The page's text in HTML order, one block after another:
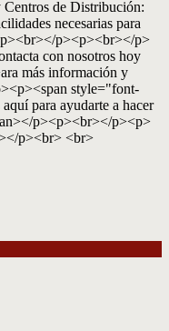
de Distribución:
necesarias para
p><p><br></p>
con nosotros hoy
más información y
style="font-
para ayudarte a hacer
p><p><br></p><p>
p><br> <br>